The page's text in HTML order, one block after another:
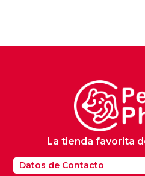
Datos de Contacto
La tienda favorita